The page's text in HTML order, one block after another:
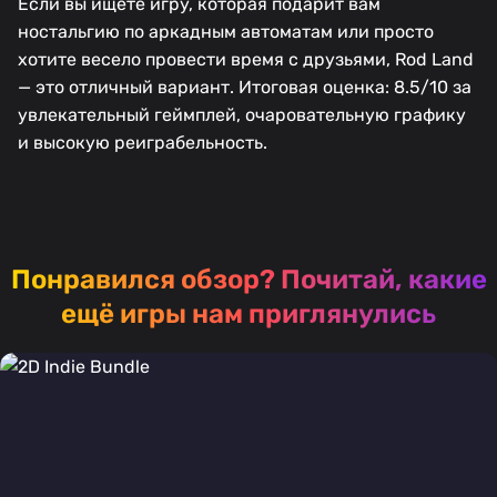
ностальгию по аркадным автоматам или просто
хотите весело провести время с друзьями, Rod Land
— это отличный вариант. Итоговая оценка: 8.5/10 за
увлекательный геймплей, очаровательную графику
и высокую реиграбельность.
Понравился обзор? Почитай, какие
ещё игры нам приглянулись